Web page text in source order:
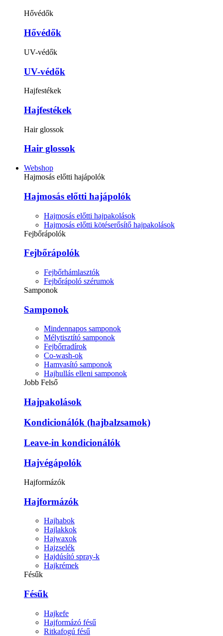
Hővédők
Hővédők
UV-védők
UV-védők
Hajfestékek
Hajfestékek
Hair glossok
Hair glossok
Webshop
Hajmosás előtti hajápolók
Hajmosás előtti hajápolók
Hajmosás előtti hajpakolások
Hajmosás előtti kötéserősítő hajpakolások
Fejbőrápolók
Fejbőrápolók
Fejbőrhámlasztók
Fejbőrápoló szérumok
Samponok
Samponok
Mindennapos samponok
Mélytisztító samponok
Fejbőrradírok
Co-wash-ok
Hamvasító samponok
Hajhullás elleni samponok
Jobb Felső
Hajpakolások
Kondicionálók (hajbalzsamok)
Leave-in kondicionálók
Hajvégápolók
Hajformázók
Hajformázók
Hajhabok
Hajlakkok
Hajwaxok
Hajzselék
Hajdúsító spray-k
Hajkrémek
Fésűk
Fésűk
Hajkefe
Hajformázó fésű
Ritkafogú fésű